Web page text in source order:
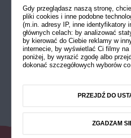
Gdy przeglądasz naszą stronę,
pliki cookies i inne podobne
(m.in. adresy IP, inne identyfikatory
głównych celach: by analizować
by kierować do Ciebie reklamy w
internecie, by wyświetlać Ci filmy
poniżej, by wyrazić zgodę albo
dokonać szczegółowych wyborów
PRZEJDŹ DO
ZGADZAM